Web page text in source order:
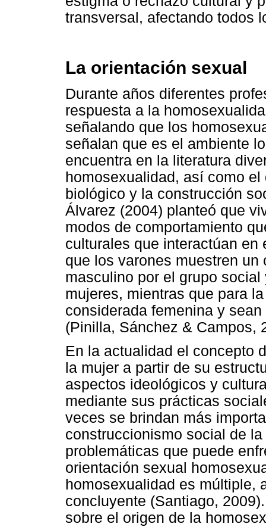
transversal, afectando todos
La orientación sexual
Durante años diferentes
respuesta a la
señalando que los
señalan que es el ambiente
encuentra en la literatura
homosexualidad, así como
biológico y la construcción
Álvarez (2004) planteó que
modos de comportamiento
culturales que interactúan
que los varones muestren
masculino por el grupo
mujeres, mientras que para
considerada femenina y
(Pinilla, Sánchez & Campos,
En la actualidad el concepto
la mujer a partir de su
aspectos ideológicos y
mediante sus prácticas
veces se brindan más
construccionismo social de
problemáticas que puede
orientación sexual
homosexualidad es múltiple,
concluyente (Santiago,
sobre el origen de la